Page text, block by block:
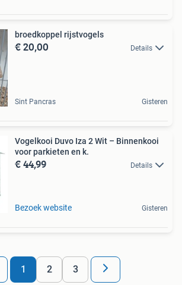
broedkoppel rijstvogels
€ 20,00 Details
Sint Pancras Gisteren
Vogelkooi Duvo Iza 2 Wit – Binnenkooi
voor parkieten en k.
€ 44,99 Details
Bezoek website Gisteren
1 2 3